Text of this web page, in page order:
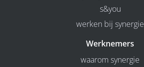
s&you
werken bij synergie
Werknemers
waarom synergie